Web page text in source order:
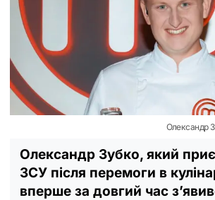
Олександр
Олександр Зубко, який
ЗСУ після перемоги в
вперше за довгий час